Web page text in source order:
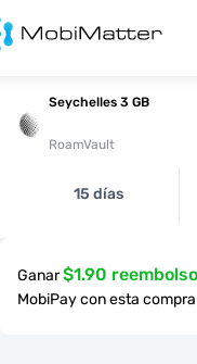
Seychelles 3 GB
RoamVault
15 días
Ganar$1.90
MobiPay con esta compra